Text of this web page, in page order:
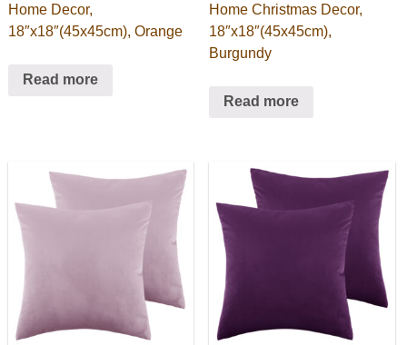
Home Decor,
18″x18″(45x45cm), Orange
Read more
Home Christmas Decor,
18″x18″(45x45cm),
Burgundy
Read more